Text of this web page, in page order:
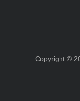
Copyright ©